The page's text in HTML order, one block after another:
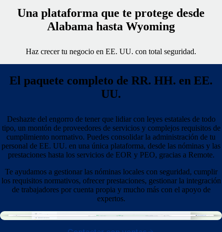
Una plataforma que te protege desde
Alabama hasta Wyoming
Haz crecer tu negocio en EE. UU. con total seguridad.
El paquete completo de RR. HH. en EE.
UU.
Deshazte del engorro de tener que lidiar con leyes estatales de todo
tipo, un montón de proveedores de servicios y complejos requisitos de
cumplimiento normativo. Puedes consolidar la administración de tu
personal de EE. UU. en una única plataforma, desde las nóminas y las
prestaciones hasta los servicios de EOR y PEO, gracias a Remote.
Te ayudamos a gestionar las nóminas locales con seguridad, cumplir
los requisitos normativos, ofrecer prestaciones, gestionar la integración
de trabajadores por cuenta propia y mucho más con el apoyo de
expertos.